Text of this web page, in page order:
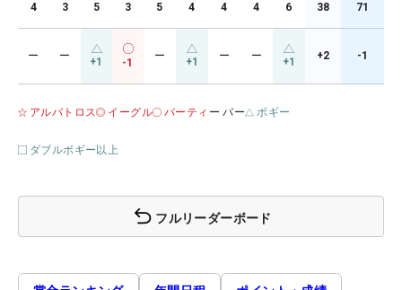
4 3 5 3 5 4 4 4 6 38 71
ー ー +1 -1
ー +1 ー ー +1 +2 -1
アルバトロス イーグル バーティ ー パー ボギー
ダブルボギー以上
フルリーダーボード